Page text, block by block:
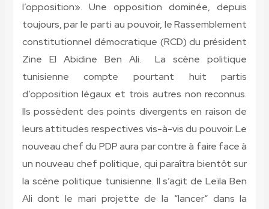
l’opposition». Une opposition dominée, depuis
toujours, par le parti au pouvoir, le Rassemblement
constitutionnel démocratique (RCD) du président
Zine El Abidine Ben Ali. La scène politique
tunisienne compte pourtant huit partis
d’opposition légaux et trois autres non reconnus.
Ils possèdent des points divergents en raison de
leurs attitudes respectives vis-à-vis du pouvoir. Le
nouveau chef du PDP aura par contre à faire face à
un nouveau chef politique, qui paraîtra bientôt sur
la scène politique tunisienne. Il s’agit de Leïla Ben
Ali dont le mari projette de la “lancer“ dans la